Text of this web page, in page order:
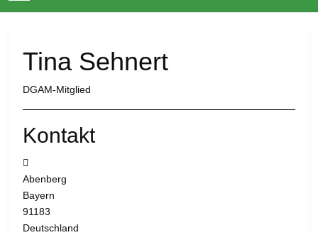
Tina Sehnert
DGAM-Mitglied
Kontakt
Abenberg
Bayern
91183
Deutschland